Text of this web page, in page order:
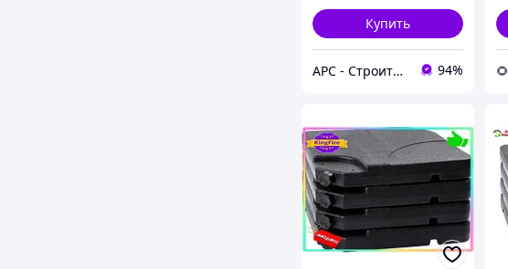
Купить
АРС - Строительный интернет-гипермаркет 94%